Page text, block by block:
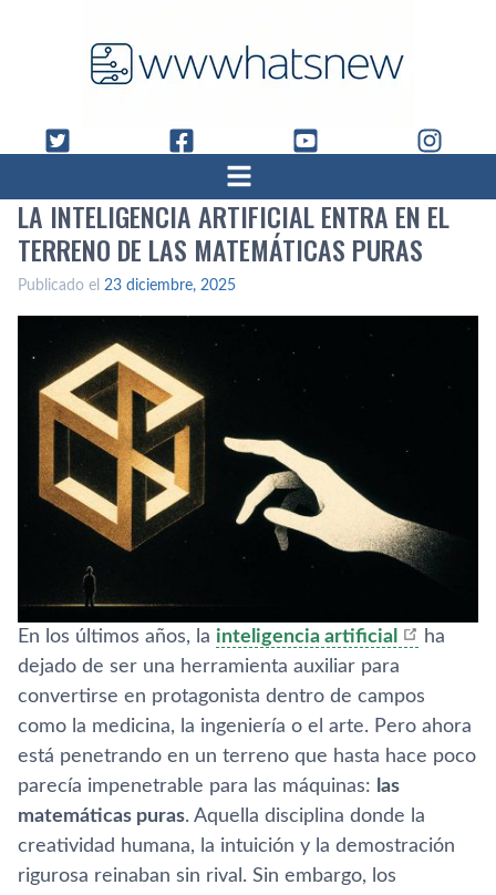
LA INTELIGENCIA ARTIFICIAL ENTRA EN EL
TERRENO DE LAS MATEMÁTICAS PURAS
Publicado el 23 diciembre, 2025
En los últimos años, la inteligencia artificial
ha
dejado de ser una herramienta auxiliar para
convertirse en protagonista dentro de campos
como la medicina, la ingeniería o el arte. Pero ahora
está penetrando en un terreno que hasta hace poco
parecía impenetrable para las máquinas: las
matemáticas puras. Aquella disciplina donde la
creatividad humana, la intuición y la demostración
rigurosa reinaban sin rival. Sin embargo, los